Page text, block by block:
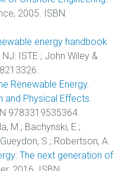
2005. ISBN
energy handbook
ISTE ; John Wiley &
Renewable Energy.
and Physical Effects.
9783319535364.
M.; Bachynski, E.;
S.; Robertson, A.
The next generation of